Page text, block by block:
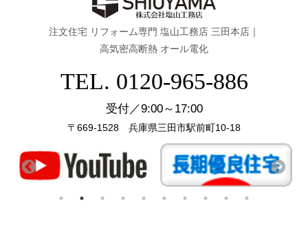
注文住宅 リフォーム専門 塩山工務店 三田本店｜
高気密高断熱 オール電化
TEL. 0120-965-886
受付／9:00～17:00
〒669-1528 兵庫県三田市駅前町10-18